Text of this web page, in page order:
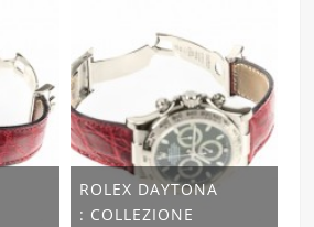
ROLEX DAYTONA
: COLLEZIONE